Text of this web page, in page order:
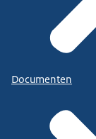
Documenten